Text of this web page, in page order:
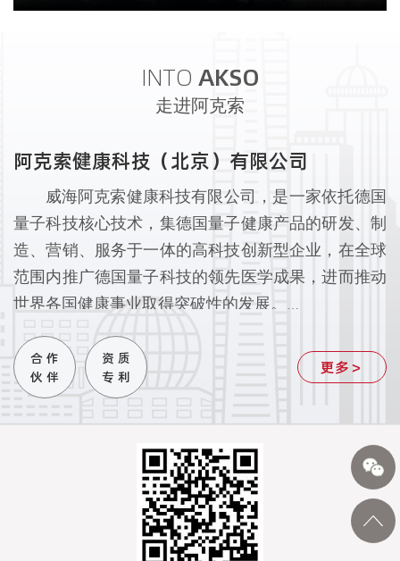
INTO AKSO
走进阿克索
阿克索健康科技（北京）有限公司
威海阿克索健康科技有限公司
，是一家依托德国
量子科技核心技术，集德国量子健康产品的研发、制
造、营销、服务于一体的高科技创新型企业，在全球
范围内推广德国量子科技的领先医学成果，进而推动
世界各国健康事业取得突破性的发展。
善行天下”的企业宗旨，积极响应“健康中国”的国家
政策方针，将德国量子能量波的激发人体自愈系统特
性与中国传统中医的穴位保健治疗功效相结合，开展
拥有多个自主研发的健康产品专利品牌。阿克索品牌
系列的德国量子科技产品，有效激发健康活力，提升
生命品质，受到了业内专家的认可和消费者的赞誉。
健康是促进人类全面发展的必然要求，是经济社
合 作
伙 伴
资 质
专 利
更多＞